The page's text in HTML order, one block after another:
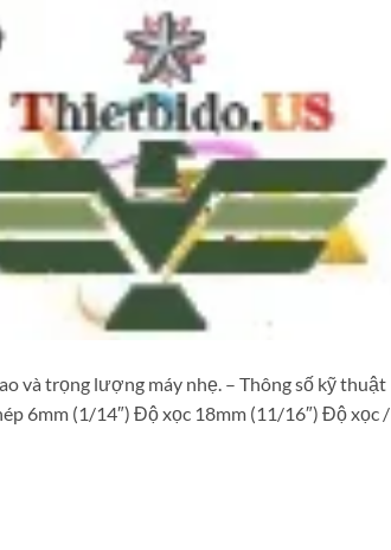
và trọng lượng máy nhẹ. – Thông số kỹ thuật
6mm (1/14″) Độ xọc 18mm (11/16″) Độ xọc /